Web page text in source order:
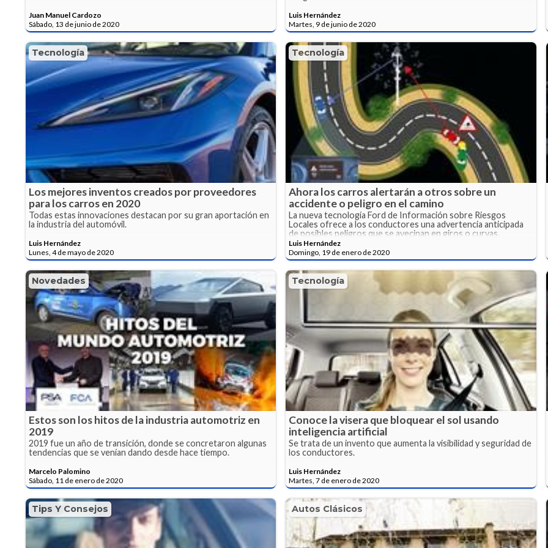
Juan Manuel Cardozo
Sábado, 13 de junio de 2020
Luis Hernández
Martes, 9 de junio de 2020
Tecnología
Los mejores inventos creados por proveedores
para los carros en 2020
Todas estas innovaciones destacan por su gran aportación en
la industria del automóvil.
Luis Hernández
Lunes, 4 de mayo de 2020
Tecnología
Ahora los carros alertarán a otros sobre un
accidente o peligro en el camino
La nueva tecnología Ford de Información sobre Riesgos
Locales ofrece a los conductores una advertencia anticipada
de posibles peligros que se avecinan en giros o curvas.
Luis Hernández
Domingo, 19 de enero de 2020
Novedades
Estos son los hitos de la industria automotriz en
2019
2019 fue un año de transición, donde se concretaron algunas
tendencias que se venían dando desde hace tiempo.
Marcelo Palomino
Sábado, 11 de enero de 2020
Tecnología
Conoce la visera que bloquear el sol usando
inteligencia artificial
Se trata de un invento que aumenta la visibilidad y seguridad de
los conductores.
Luis Hernández
Martes, 7 de enero de 2020
Tips Y Consejos Autos Clásicos